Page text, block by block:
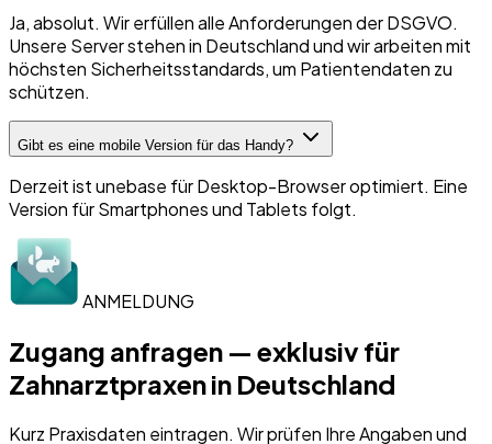
Ja, absolut. Wir erfüllen alle Anforderungen der DSGVO.
Unsere Server stehen in Deutschland und wir arbeiten mit
höchsten Sicherheitsstandards, um Patientendaten zu
schützen.
Gibt es eine mobile Version für das Handy?
Derzeit ist unebase für Desktop-Browser optimiert. Eine
Version für Smartphones und Tablets folgt.
ANMELDUNG
Zugang anfragen — exklusiv für
Zahnarztpraxen in Deutschland
Kurz Praxisdaten eintragen. Wir prüfen Ihre Angaben und